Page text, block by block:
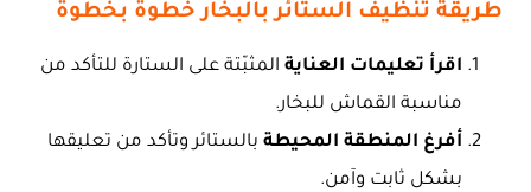
طريقة تنظيف الستائر بالبخار خطوة بخطوة
اقرأ تعليمات العناية المثبّتة على الستارة للتأكد من
مناسبة القماش للبخار.
أفرغ المنطقة المحيطة بالستائر وتأكد من تعليقها
بشكل ثابت وآمن.